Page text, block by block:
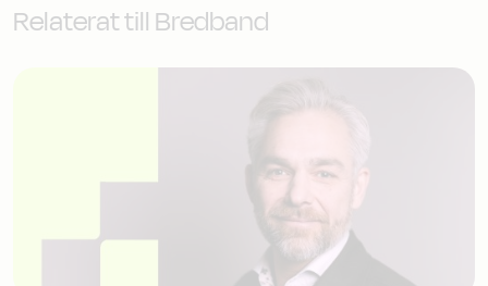
Relaterat till Bredband